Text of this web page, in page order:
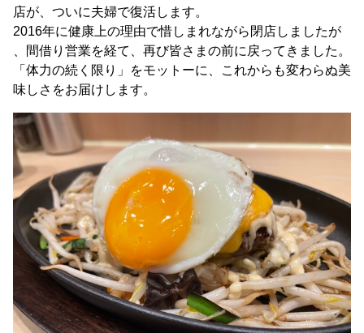
店が、ついに夫婦で復活します。
2016年に健康上の理由で惜しまれながら閉店しましたが
、間借り営業を経て、再び皆さまの前に戻ってきました。
「体力の続く限り」をモットーに、これからも変わらぬ美
味しさをお届けします。